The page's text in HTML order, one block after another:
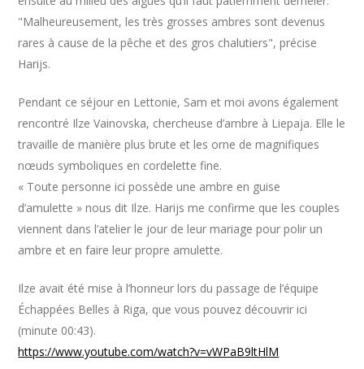
"Malheureusement, les très grosses ambres sont devenus
rares à cause de la pêche et des gros chalutiers", précise
Harijs.
Pendant ce séjour en Lettonie, Sam et moi avons également
rencontré Ilze Vainovska, chercheuse d’ambre à Liepaja. Elle le
travaille de manière plus brute et les orne de magnifiques
nœuds symboliques en cordelette fine.
« Toute personne ici possède une ambre en guise
d’amulette » nous dit Ilze. Harijs me confirme que les couples
viennent dans l’atelier le jour de leur mariage pour polir un
ambre et en faire leur propre amulette.
Ilze avait été mise à l’honneur lors du passage de l’équipe
Échappées Belles à Riga, que vous pouvez découvrir ici
(minute 00:43).
https://www.youtube.com/watch?v=vWPaB9ltHlM